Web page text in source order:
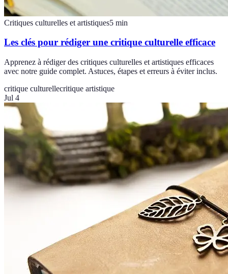
Critiques culturelles et artistiques5 min
Les clés pour rédiger une critique culturelle efficace
Apprenez à rédiger des critiques culturelles et artistiques efficaces
avec notre guide complet. Astuces, étapes et erreurs à éviter inclus.
critique culturellecritique artistique
Jul 4